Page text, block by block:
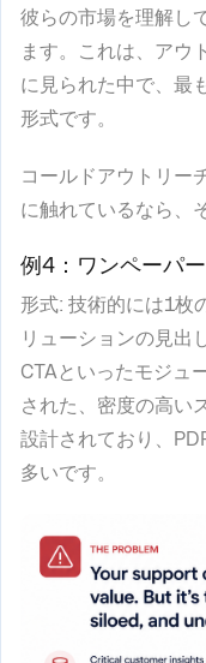
彼らの市場を理解し
ます。これは、アウ
に見られた中で、最
形式です。
コールドアウトリー
に触れているなら、
例4：ワンペーパー
形式: 技術的には1枚
リューションの見出
CTAといったモジュ
された、密度の高い
設計されており、
多いです。